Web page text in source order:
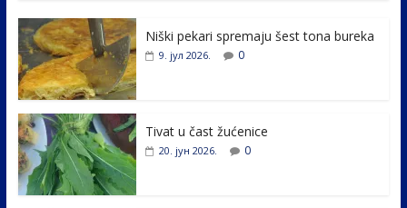
e
b
o
o
k
itt
er e
er
e
Niški pekari spremaju šest tona bureka
9. јул 2026. 0
Tivat u čast žućenice
20. јун 2026. 0